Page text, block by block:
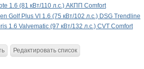
1.6 (81 кВт/110 л.с.) АКПП Comfort
Golf Plus VI 1.6 (75 кВт/102 л.с.) DSG Trendline
1.6 Valvematic (97 кВт/132 л.с.) CVT Comfort
Редактировать список